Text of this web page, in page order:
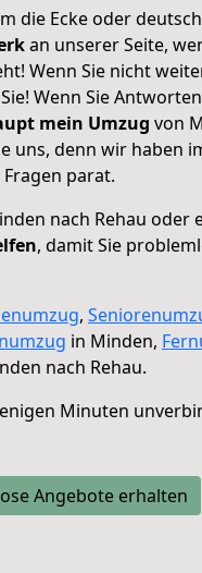
die Ecke oder
an unserer Seite,
Wenn Sie nicht
Wenn Sie
mein Umzug von
uns, denn wir haben
parat.
nach Rehau oder
, damit Sie
,
in Minden,
nach Rehau.
Minuten
Angebote erhalten